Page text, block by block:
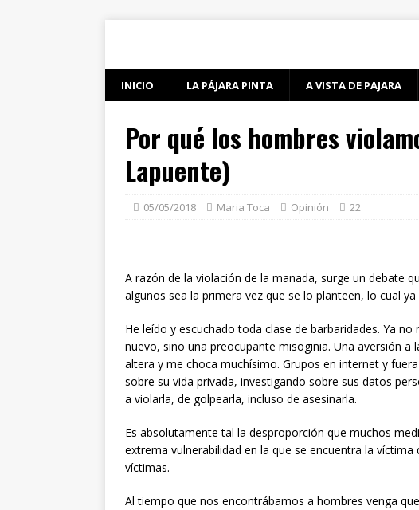
INICIO LA PÁJARA PINTA A VISTA DE PAJARA
Por qué los hombres
Lapuente)
05/05/2018 Maria Toca Opinión 22
A razón de la violación de la manada, surge un debate
algunos sea la primera vez que se lo planteen, lo cual
He leído y escuchado toda clase de barbaridades. Ya
nuevo, sino una preocupante misoginia. Una aversión
altera y me choca muchísimo. Grupos en internet y
sobre su vida privada, investigando sobre sus datos
a violarla, de golpearla, incluso de asesinarla.
Es absolutamente tal la desproporción que muchos
extrema vulnerabilidad en la que se encuentra la víctima
víctimas.
Al tiempo que nos encontrábamos a hombres venga